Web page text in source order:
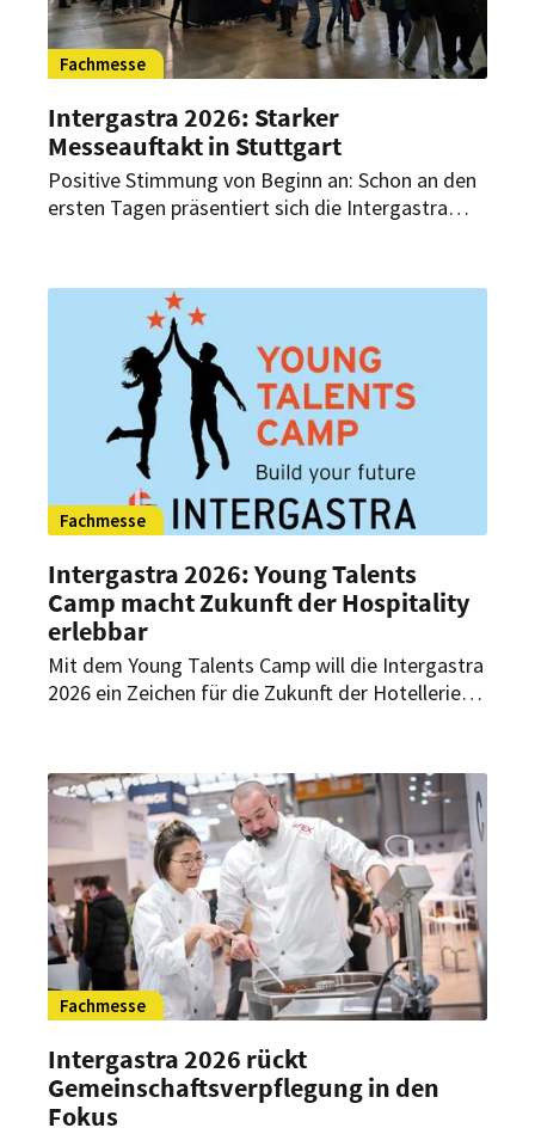
Fachmesse
Intergastra 2026: Starker
Messeauftakt in Stuttgart
Positive Stimmung von Beginn an: Schon an den
ersten Tagen präsentiert sich die Intergastra
intensive Gespräche und realistische
Erwartungen prägen den Messeauftakt – wie
Aussteller im Gespräch mit HOGAPAGE berichten.
Fachmesse
Intergastra 2026: Young Talents
Camp macht Zukunft der Hospitality
erlebbar
Mit dem Young Talents Camp will die Intergastra
2026 ein Zeichen für die Zukunft der Hotellerie
junge Menschen aus ganz Deutschland
zusammenkommen, neue Perspektiven
gewinnen und Hospitality praxisnah erleben
können.
Fachmesse
Intergastra 2026 rückt
Gemeinschaftsverpflegung in den
Fokus